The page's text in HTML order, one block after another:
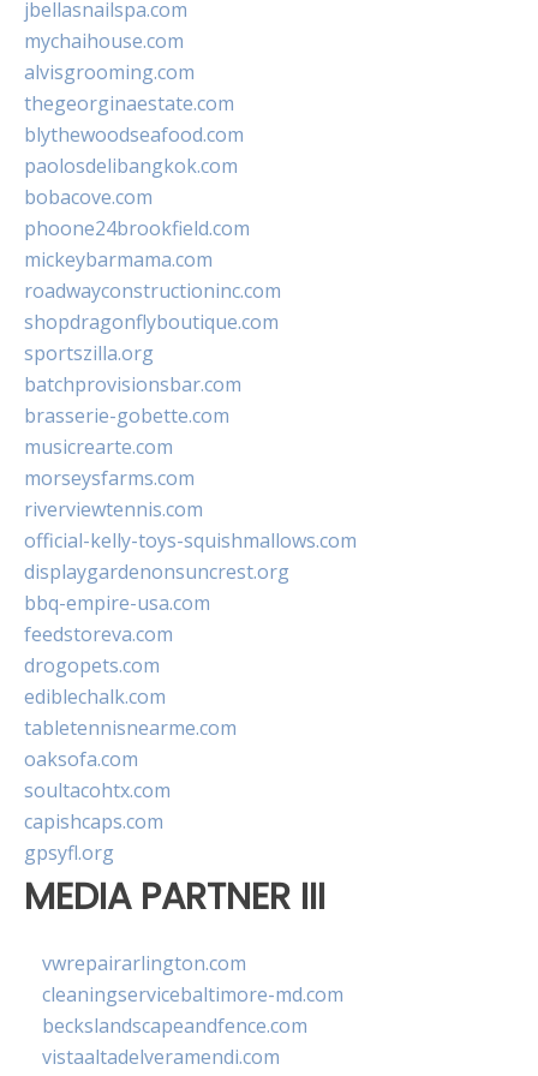
jbellasnailspa.com
mychaihouse.com
alvisgrooming.com
thegeorginaestate.com
blythewoodseafood.com
paolosdelibangkok.com
bobacove.com
phoone24brookfield.com
mickeybarmama.com
roadwayconstructioninc.com
shopdragonflyboutique.com
sportszilla.org
batchprovisionsbar.com
brasserie-gobette.com
musicrearte.com
morseysfarms.com
riverviewtennis.com
official-kelly-toys-squishmallows.com
displaygardenonsuncrest.org
bbq-empire-usa.com
feedstoreva.com
drogopets.com
ediblechalk.com
tabletennisnearme.com
oaksofa.com
soultacohtx.com
capishcaps.com
gpsyfl.org
MEDIA PARTNER III
vwrepairarlington.com
cleaningservicebaltimore-md.com
beckslandscapeandfence.com
vistaaltadelveramendi.com